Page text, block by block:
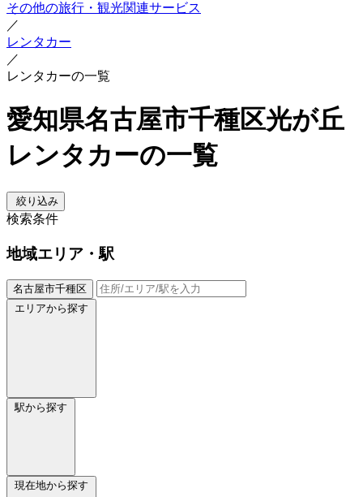
その他の旅行・観光関連サービス
／
レンタカー
／
レンタカーの一覧
愛知県名古屋市千種区光が丘
レンタカーの一覧
絞り込み
検索条件
地域エリア・駅
名古屋市千種区
エリアから探す
駅から探す
現在地から探す